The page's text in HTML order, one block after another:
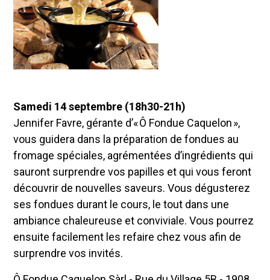
Samedi 14 septembre (18h30-21h)
Jennifer Favre, gérante d’« Ô Fondue Caquelon »,
vous guidera dans la préparation de fondues au
fromage spéciales, agrémentées d’ingrédients qui
sauront surprendre vos papilles et qui vous feront
découvrir de nouvelles saveurs. Vous dégusterez
ses fondues durant le cours, le tout dans une
ambiance chaleureuse et conviviale. Vous pourrez
ensuite facilement les refaire chez vous afin de
surprendre vos invités.